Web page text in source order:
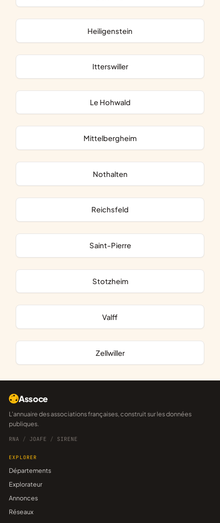
Heiligenstein
Itterswiller
Le Hohwald
Mittelbergheim
Nothalten
Reichsfeld
Saint-Pierre
Stotzheim
Valff
Zellwiller
Assoce
L'annuaire des associations françaises, construit sur les données
publiques.
RNA / JOAFE / SIRENE
EXPLORER
Départements
Explorateur
Annonces
Réseaux